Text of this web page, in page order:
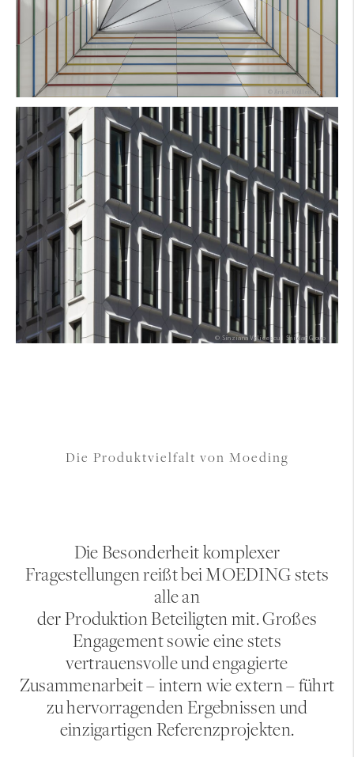
Foto:
© Anke Müllerklein
Architekt:
Produkt:
Farbe:
Form:
Foto:
© Sinziana Velicescu I Shildan Group
Die Produktvielfalt von Moeding
Die Besonderheit komplexer
Fragestellungen reißt bei MOEDING stets
alle an
der Produktion Beteiligten mit. Großes
Engagement sowie eine stets
vertrauensvolle und engagierte
Zusammenarbeit – intern wie extern – führt
zu hervorragenden Ergebnissen und
einzigartigen Referenzprojekten.